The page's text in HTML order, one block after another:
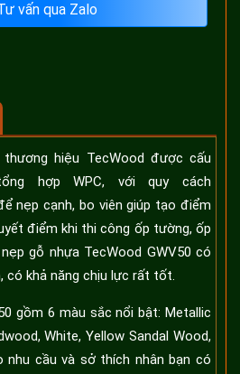
vấn qua Zalo
thương hiệu TecWood được cấu
hợp WPC, với quy cách
nẹp cạnh, bo viên giúp tạo điểm
điểm khi thi công ốp tường, ốp
gỗ nhựa TecWood GWV50 có
có khả năng chịu lực rất tốt.
gồm 6 màu sắc nổi bật: Metallic
White, Yellow Sandal Wood,
nhu cầu và sở thích nhân bạn có